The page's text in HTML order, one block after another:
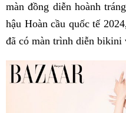
màn đồng diễn hoành
hậu Hoàn cầu quốc tế
đã có màn trình diễn bikini